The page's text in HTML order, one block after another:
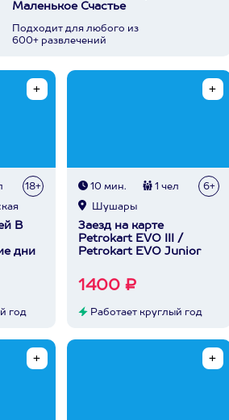
Маленькое Счастье
Подходит для любого из
600+ развлечений
18+
В
дни
год
10 мин. 1 чел 6+
Шушары
Заезд на карте
Petrokart EVO III /
Petrokart EVO Junior
1400 ₽
Работает круглый год